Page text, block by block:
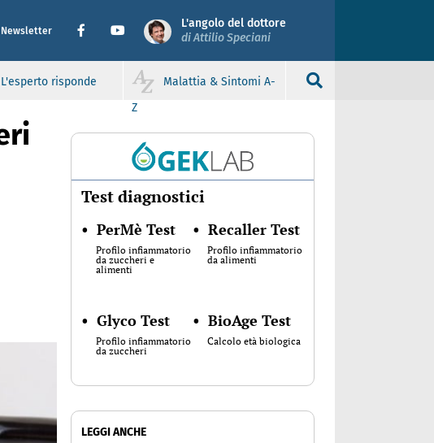
Newsletter
L'angolo del dottore
di Attilio Speciani
L'esperto risponde
Malattia & Sintomi A-
Z
Test diagnostici
• PerMè Test
Profilo infiammatorio
da zuccheri e
alimenti
• Recaller Test
Profilo infiammatorio
da alimenti
• Glyco Test
Profilo infiammatorio
da zuccheri
• BioAge Test
Calcolo età biologica
LEGGI ANCHE